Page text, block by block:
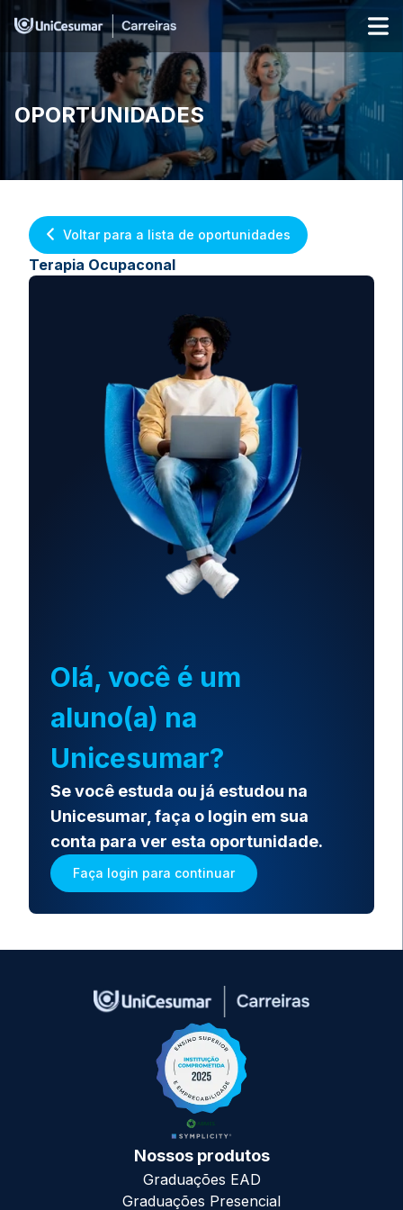
OPORTUNIDADES
Voltar para a lista de oportunidades
Terapia Ocupaconal
Olá, você é um
aluno(a) na
Unicesumar?
Se você estuda ou já estudou na
Unicesumar, faça o login em sua
conta para ver esta oportunidade.
Faça login para continuar
Nossos produtos
Graduações EAD
Graduações Presencial